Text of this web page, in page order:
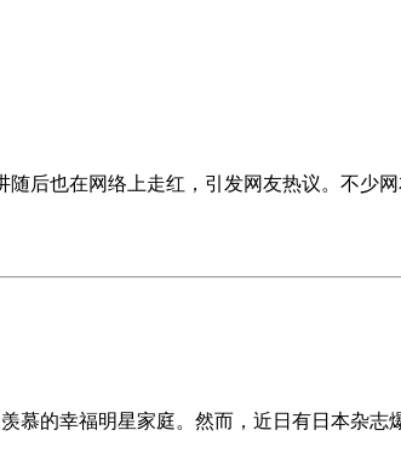
后也在网络上走红，引发网友热议。不少
慕的幸福明星家庭。然而，近日有日本杂志